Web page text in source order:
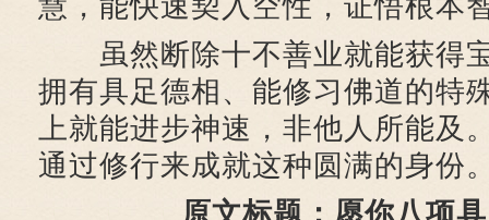
慧，能快速契入空性，证悟根本
虽然断除十不善业就能获得
拥有具足德相、能修习佛道的特
上就能进步神速，非他人所能及
通过修行来成就这种圆满的身份
原文标题：愿你八项